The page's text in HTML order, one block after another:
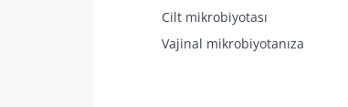
Cilt mikrobiyotası
Vajinal mikrobiyotanıza